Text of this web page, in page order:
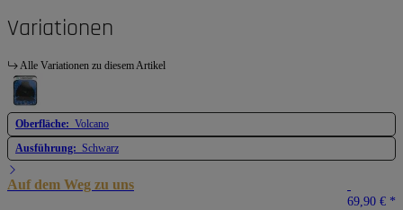
Variationen
Alle Variationen zu diesem Artikel
Oberfläche: Volcano
Ausführung: Schwarz
Auf dem Weg zu uns
69,90 € *